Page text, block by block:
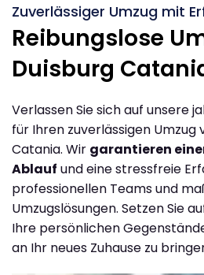
Zuverlässiger Umzug mit
Reibungslose
Duisburg
Verlassen Sie sich auf unsere
für Ihren zuverlässigen Umzug
Catania. Wir garantieren
Ablauf und eine stressfreie
professionellen Teams und
Umzugslösungen. Setzen Sie
Ihre persönlichen
an Ihr neues Zuhause zu